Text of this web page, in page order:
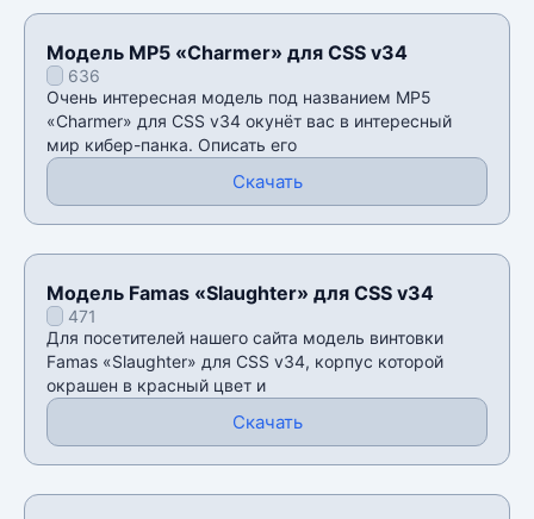
Модель MP5 «Charmer» для CSS v34
636
Очень интересная модель под названием MP5
«Charmer» для CSS v34 окунёт вас в интересный
мир кибер-панка. Описать его
Скачать
Модель Famas «Slaughter» для CSS v34
471
Для посетителей нашего сайта модель винтовки
Famas «Slaughter» для CSS v34, корпус которой
окрашен в красный цвет и
Скачать